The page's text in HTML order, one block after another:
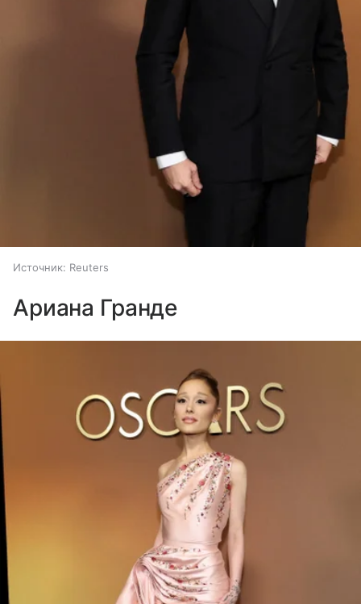
Источник: Reuters
Ариана Гранде